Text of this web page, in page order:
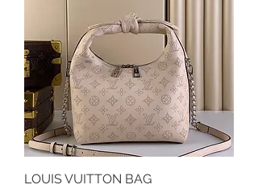
LOUIS VUITTON BAG